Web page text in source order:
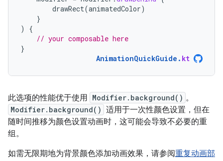
drawRect(animatedColor)
}
)
{
// your composable here
}
AnimationQuickGuide . kt
此选项的性能优于使用 Modifier.background() 。
Modifier.background() 适用于一次性颜色设置，但在
随时间推移为颜色设置动画时，这可能会导致不必要的重
组。
如需无限期地为背景颜色添加动画效果，请参阅重复动画部